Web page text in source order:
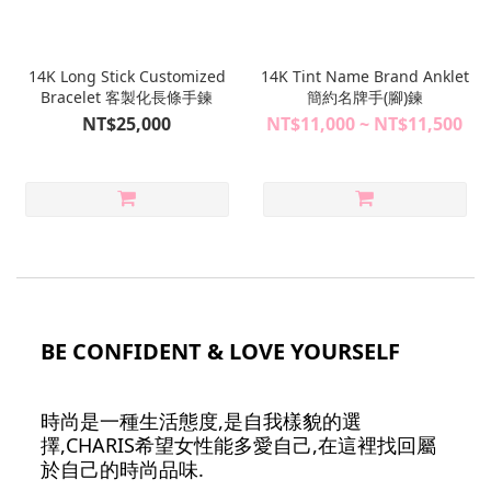
14K Long Stick Customized
Bracelet 客製化長條手鍊
NT$25,000
14K Tint Name Brand Anklet
簡約名牌手(腳)鍊
NT$11,000 ~ NT$11,500
BE CONFIDENT & LOVE YOURSELF
時尚是一種生活態度,是自我樣貌的選
擇,CHARIS希望女性能多愛自己,在這裡找回屬
於自己的時尚品味.